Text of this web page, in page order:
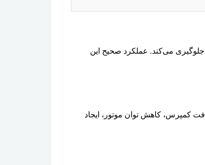
جلوگیری می‌کند. عملکرد صحیح این
کمپرس، کاهش توان موتور، ایجاد